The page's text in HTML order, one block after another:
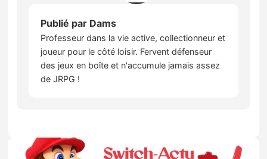
Publié par Dams
Professeur dans la vie active, collectionneur et
joueur pour le côté loisir. Fervent défenseur
des jeux en boîte et n'accumule jamais assez
de JRPG !